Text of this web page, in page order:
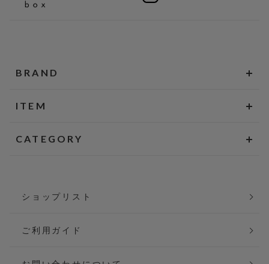
BRAND
ITEM
CATEGORY
ショップリスト
ご利用ガイド